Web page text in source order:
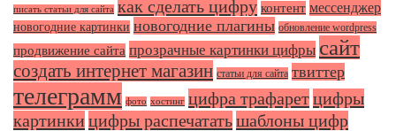
писать статьи для сайта как сделать цифру контент мессенджер
новогодние картинки новогодние плагины обновление wordpress
продвижение сайта прозрачные картинки цифры сайт
создать интернет магазин статьи для сайта твиттер
телеграмм фото хостинг цифра трафаретцифры
картинки цифры распечататьшаблоны цифр